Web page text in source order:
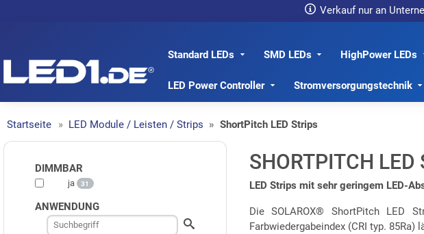
Verkauf nur an
LED1.de® - Fachhandel
Standard LEDs SMD LEDs HighPower LEDs
LED Power Controller Stromversorgungstechnik
Startseite LED Module / Leisten / Strips ShortPitch LED Strips
SHORTPITCH LED
LED Strips mit sehr geringem LED-
Die SOLAROX® ShortPitch LED
Farbwiedergabeindex (CRI typ.
DIMMBAR
ja 31
ANWENDUNG
